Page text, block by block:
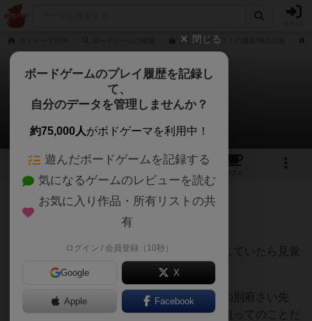
どたばたチーズ！の通販/商品詳細
どたばたチーズ！
にんぞうさんのレビュー
2 1
カフェ
187名 0名 0 3ヶ月前
ヨドバシでいつも通りボードゲーム散策をしていたら見覚
えのあるネズミがいたので購入。
アートワークは「チーズは誰が食べた？」の別府さい先
生。見覚えのあるネズミなのも、おそらく狙ってのことだ
閉じる
ボードゲームのプレイ履歴を記録し
て、
自分のデータを管理しませんか？
約75,000人がボドゲーマを利用中！
遊んだボードゲームを記録する
気になるゲームのレビューを読む
お気に入り作品・所有リストの共
有
ログイン / 会員登録（10秒）
Google X
Apple Facebook